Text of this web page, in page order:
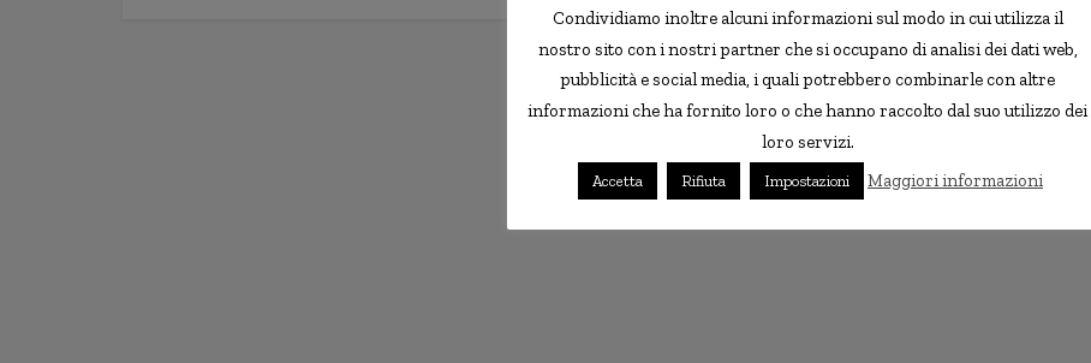
Condividiamo inoltre alcuni informazioni sul modo in cui utilizza il
nostro sito con i nostri partner che si occupano di analisi dei dati web,
pubblicità e social media, i quali potrebbero combinarle con altre
informazioni che ha fornito loro o che hanno raccolto dal suo utilizzo dei
loro servizi.
Accetta Rifiuta Impostazioni Maggiori informazioni